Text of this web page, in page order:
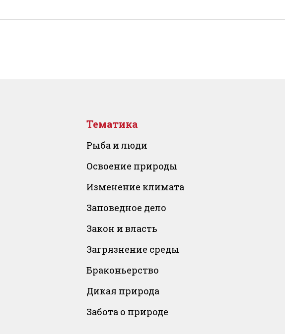
Тематика
Рыба и люди
Освоение природы
Изменение климата
Заповедное дело
Закон и власть
Загрязнение среды
Браконьерство
Дикая природа
Забота о природе